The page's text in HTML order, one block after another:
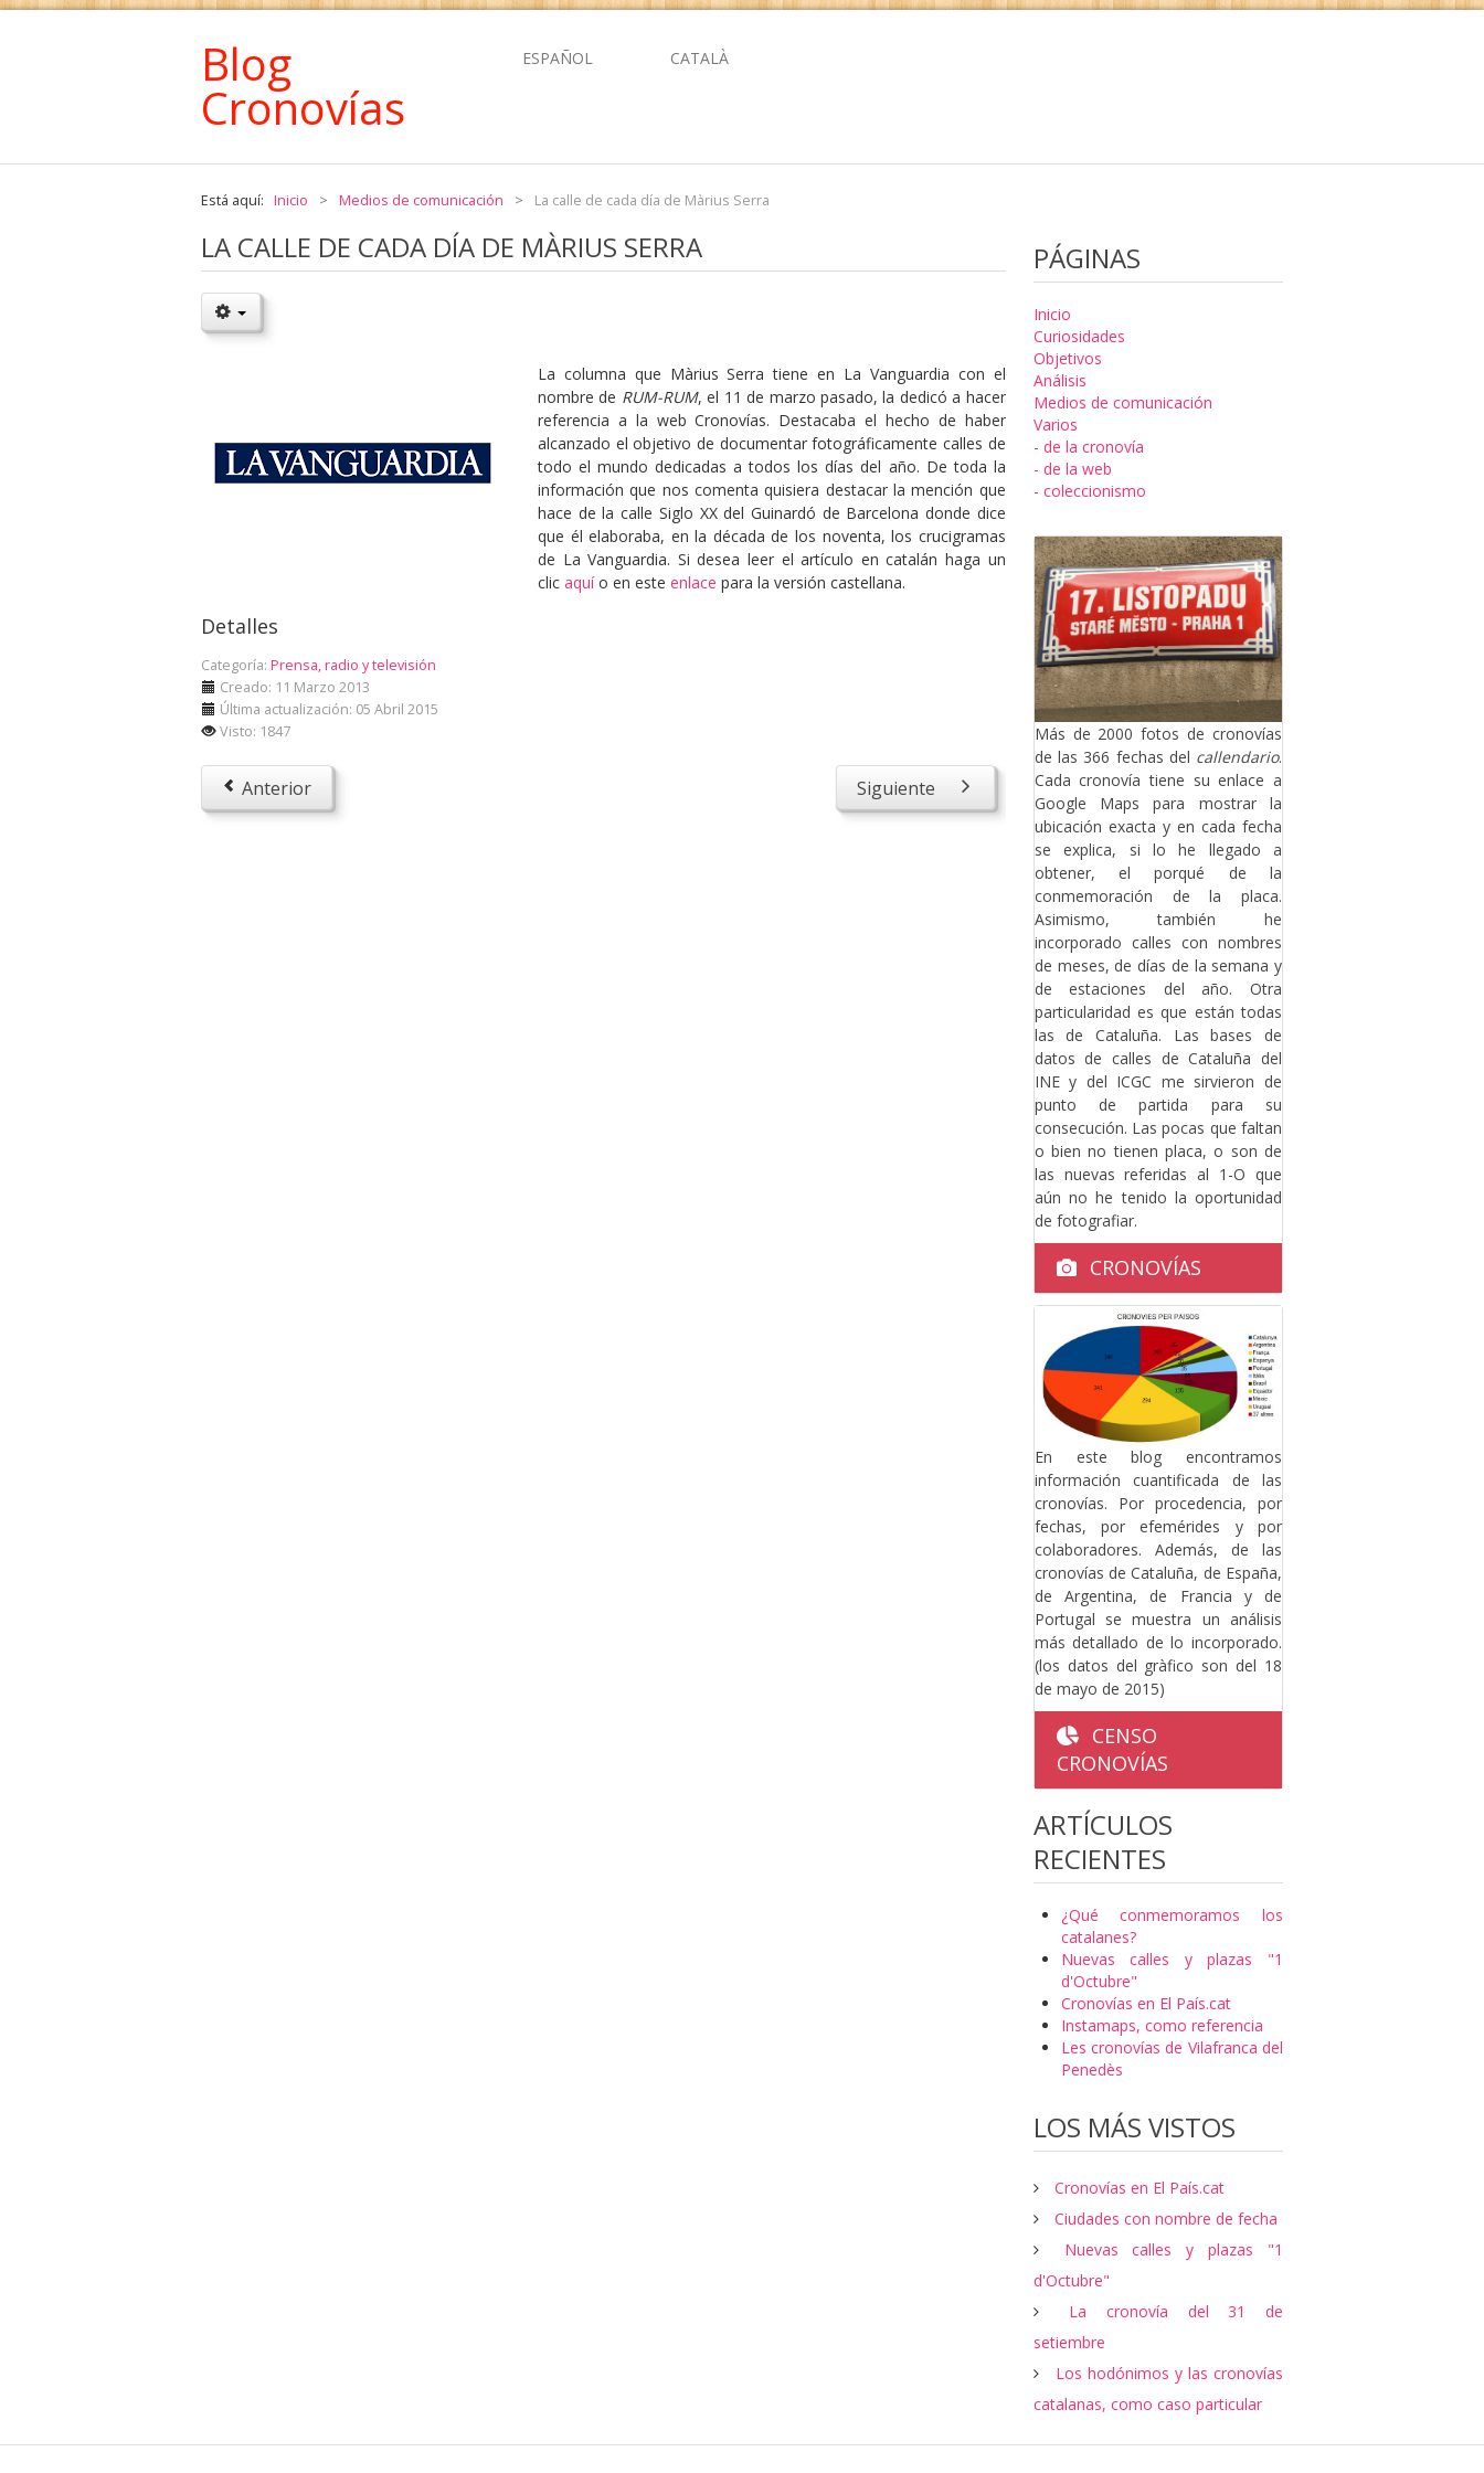
Blog
Cronovías
ESPAÑOL CATALÀ
Está aquí: Inicio > Medios de comunicación > La calle de cada día de Màrius Serra
LA CALLE DE CADA DÍA DE MÀRIUS SERRA
La columna que Màrius Serra tiene en La Vanguardia con el
nombre de RUM-RUM, el 11 de marzo pasado, la dedicó a hacer
referencia a la web Cronovías. Destacaba el hecho de haber
alcanzado el objetivo de documentar fotográficamente calles de
todo el mundo dedicadas a todos los días del año. De toda la
información que nos comenta quisiera destacar la mención que
hace de la calle Siglo XX del Guinardó de Barcelona donde dice
que él elaboraba, en la década de los noventa, los crucigramas
de La Vanguardia. Si desea leer el artículo en catalán haga un
clic aquío en este enlace para la versión castellana.
Detalles
Categoría: Prensa, radio y televisión
Creado: 11 Marzo 2013
Última actualización: 05 Abril 2015
Visto: 1847
Anterior Siguiente
PÁGINAS
Inicio
Curiosidades
Objetivos
Análisis
Medios de comunicación
Varios
- de la cronovía
- de la web
- coleccionismo
Más de 2000 fotos de cronovías
de las 366 fechas del callendario.
Cada cronovía tiene su enlace a
Google Maps para mostrar la
ubicación exacta y en cada fecha
se explica, si lo he llegado a
obtener, el porqué de la
conmemoración de la placa.
Asimismo, también he
incorporado calles con nombres
de meses, de días de la semana y
de estaciones del año. Otra
particularidad es que están todas
las de Cataluña. Las bases de
datos de calles de Cataluña del
INE y del ICGC me sirvieron de
punto de partida para su
consecución. Las pocas que faltan
o bien no tienen placa, o son de
las nuevas referidas al 1-O que
aún no he tenido la oportunidad
de fotografiar.
CRONOVÍAS
En este blog encontramos
información cuantificada de las
cronovías. Por procedencia, por
fechas, por efemérides y por
colaboradores. Además, de las
cronovías de Cataluña, de España,
de Argentina, de Francia y de
Portugal se muestra un análisis
más detallado de lo incorporado.
(los datos del gràfico son del 18
de mayo de 2015)
CENSO
CRONOVÍAS
ARTÍCULOS
RECIENTES
¿Qué conmemoramos los
catalanes?
Nuevas calles y plazas "1
d'Octubre"
Cronovías en El País.cat
Instamaps, como referencia
Les cronovías de Vilafranca del
Penedès
LOS MÁS VISTOS
Cronovías en El País.cat
Ciudades con nombre de fecha
Nuevas calles y plazas "1
d'Octubre"
La cronovía del 31 de
setiembre
Los hodónimos y las cronovías
catalanas, como caso particular